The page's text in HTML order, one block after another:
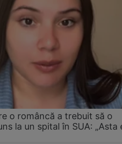
o româncă a trebuit să o
la un spital în SUA: „Asta